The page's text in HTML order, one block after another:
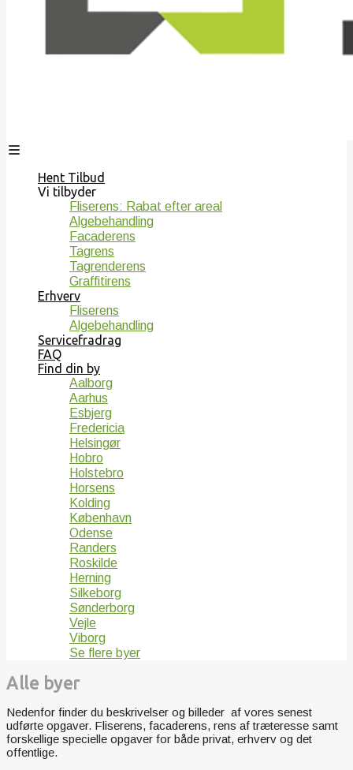
Hent Tilbud
Vi tilbyder
Fliserens: Rabat efter areal
Algebehandling
Facaderens
Tagrens
Tagrenderens
Graffitirens
Erhverv
Fliserens
Algebehandling
Servicefradrag
FAQ
Find din by
Aalborg
Aarhus
Esbjerg
Fredericia
Helsingør
Hobro
Holstebro
Horsens
Kolding
København
Odense
Randers
Roskilde
Herning
Silkeborg
Sønderborg
Vejle
Viborg
Se flere byer
Alle byer
Nedenfor finder du beskrivelser og billeder af vores senest
udførte opgaver. Fliserens, facaderens, rens af træteresse samt
forskellige specielle opgaver for både privat, erhverv og det
offentlige.